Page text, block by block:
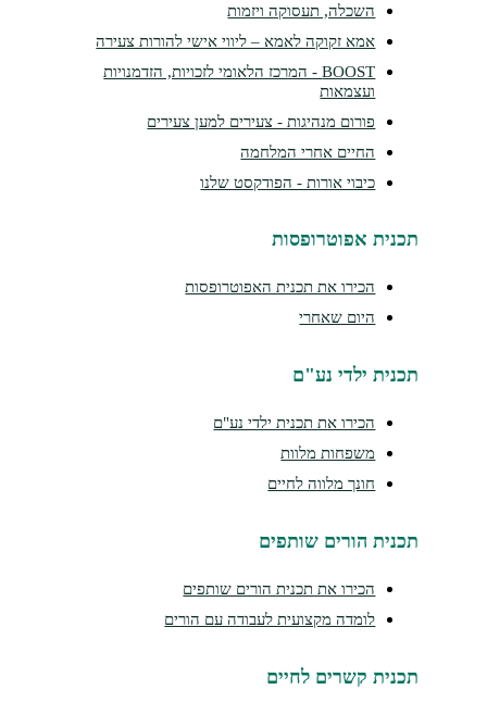
השכלה, תעסוקה ויזמות
אמא זקוקה לאמא – ליווי אישי להורות צעירה
BOOST - המרכז הלאומי לזכויות, הזדמנויות
פורום מנהיגות - צעירים למען צעירים
החיים אחרי המלחמה
כיבוי אורות - הפודקסט שלנו
אפוטרופסות
הכירו את תכנית האפוטרופסות
היום שאחרי
ילדי נע"ם
הכירו את תכנית ילדי נע"ם
משפחות מלוות
חונך מלווה לחיים
הורים שותפים
הכירו את תכנית הורים שותפים
לומדה מקצועית לעבודה עם הורים
קשרים לחיים